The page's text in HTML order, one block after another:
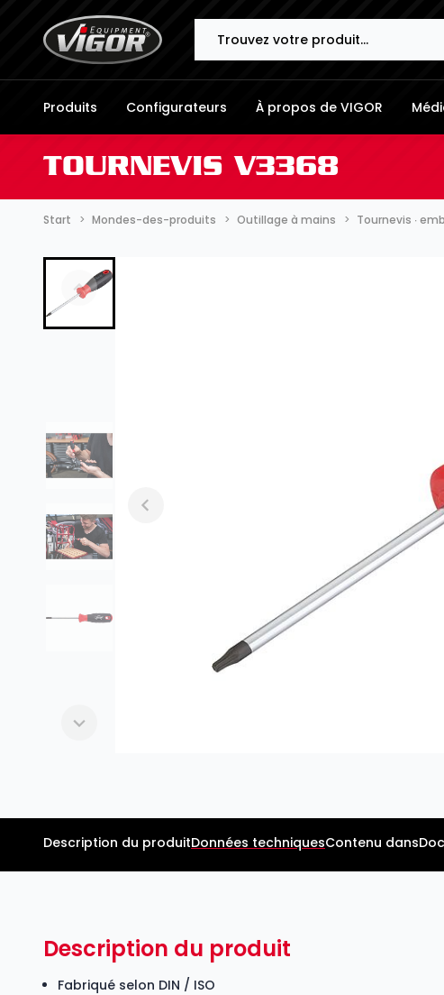
Produits Configurateurs À propos de VIGOR
TOURNEVIS V3368
Start Mondes-des-produits Outillage à mains Tournevis ∙
Description du produitDonnées techniquesContenu dans
Description du produit
Fabriqué selon DIN / ISO